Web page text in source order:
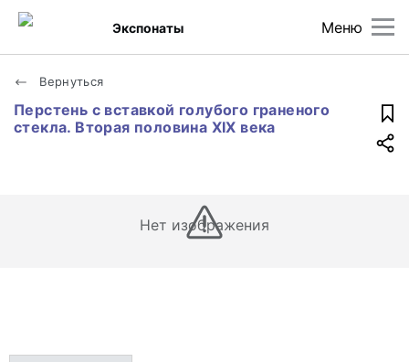
Меню
Экспонаты
Вернуться
Перстень с вставкой голубого граненого
стекла. Вторая половина XIX века
Нет изображения